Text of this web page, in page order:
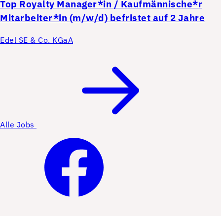
Top Royalty Manager*in / Kaufmännische*r
Mitarbeiter*in (m/w/d) befristet auf 2 Jahre
Edel SE & Co. KGaA
Alle Jobs